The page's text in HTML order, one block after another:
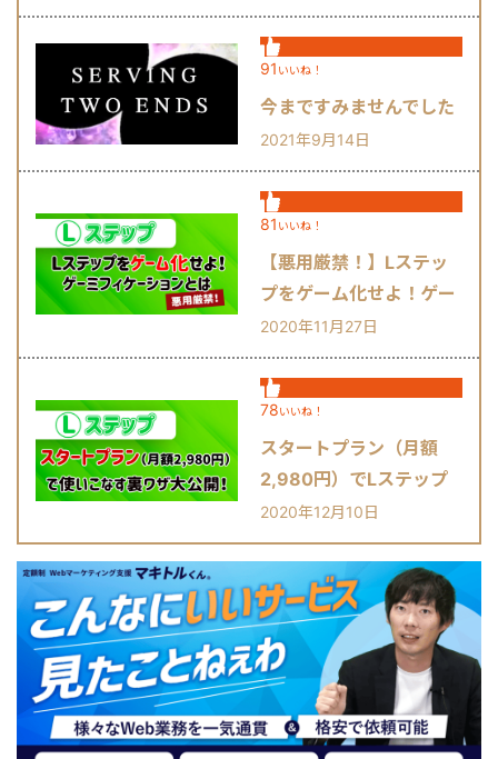
91 いいね！
今まですみませんでした
2021年9月14日
81 いいね！
【悪用厳禁！】Lステッ
プをゲーム化せよ！ゲー
ミフィケーションとは？
2020年11月27日
78いいね！
スタートプラン（月額
2,980円）でLステップ
を使いこなす裏ワザ大公
開！
2020年12月10日